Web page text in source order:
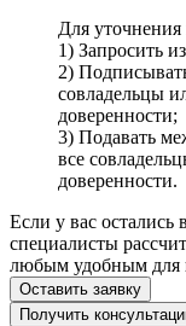
Для
1) Запросить
2)
совладельцы
доверенности;
3) Подавать
все
доверенности.
Если у вас
специалисты
любым удобным для
Оставить заявку
Получить